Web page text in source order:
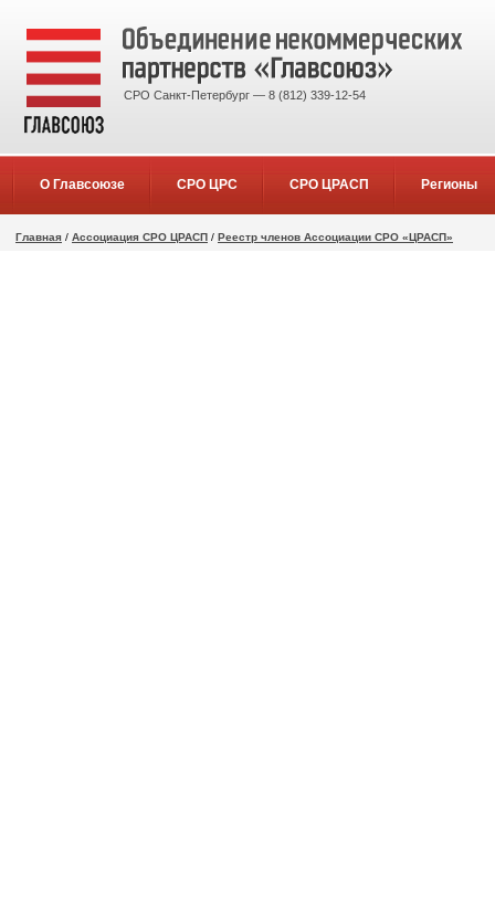
СРО Санкт-Петербург — 8 (812) 339-12-54
О Главсоюзе СРО ЦРС СРО ЦРАСП Регионы
Главная / Ассоциация СРО ЦРАСП / Реестр членов Ассоциации СРО «ЦРАСП»